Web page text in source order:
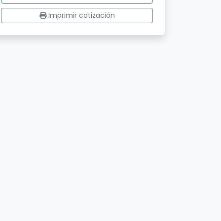
Imprimir cotización